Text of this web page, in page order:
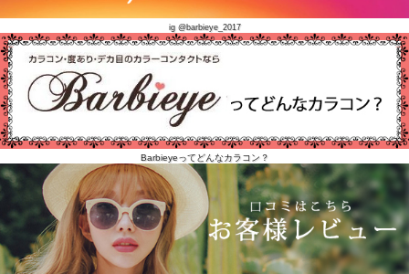
ig @barbieye_2017
Barbieyeってどんなカラコン？